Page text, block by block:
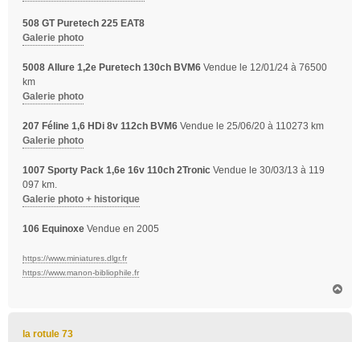
508 GT Puretech 225 EAT8
Galerie photo
5008 Allure 1,2e Puretech 130ch BVM6 Vendue le 12/01/24 à 76500
km
Galerie photo
207 Féline 1,6 HDi 8v 112ch BVM6 Vendue le 25/06/20 à 110273 km
Galerie photo
1007 Sporty Pack 1,6e 16v 110ch 2Tronic Vendue le 30/03/13 à 119
097 km.
Galerie photo + historique
106 Equinoxe Vendue en 2005
https://www.miniatures.dlgr.fr
https://www.manon-bibliophile.fr
la rotule 73